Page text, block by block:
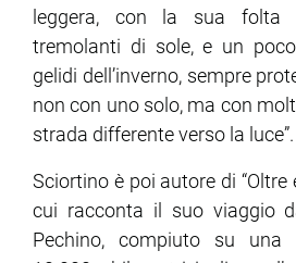
leggera, con la sua folta
tremolanti di sole, e un
gelidi dell’inverno, sempre
non con uno solo, ma con
strada differente verso la luce”.
Sciortino è poi autore di “Oltre
cui racconta il suo viaggio
Pechino, compiuto su